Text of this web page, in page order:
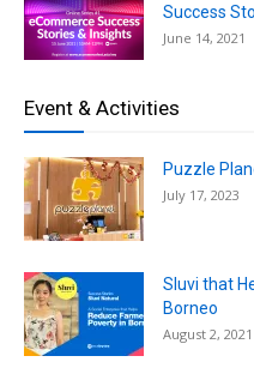
Success
June 14, 2021
Event & Activities
Puzzle
July 17, 2023
Sluvi that
Borneo
August 2, 2021